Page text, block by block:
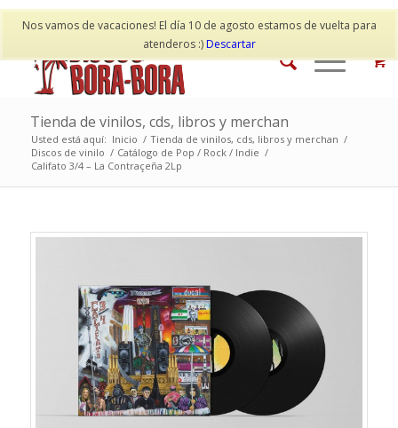
Nos vamos de vacaciones! El día 10 de agosto estamos de vuelta para
atenderos :)Descartar
Mi cuenta Contacto
Tienda de vinilos, cds, libros y merchan
Usted está aquí: Inicio / Tienda de vinilos, cds, libros y merchan /
Discos de vinilo / Catálogo de Pop / Rock / Indie /
Califato 3/4 – La Contraçeña 2Lp